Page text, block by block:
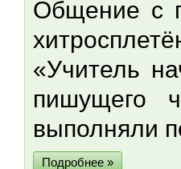
Общение с
«Учитель
пишущего
выполняли
Подробнее »